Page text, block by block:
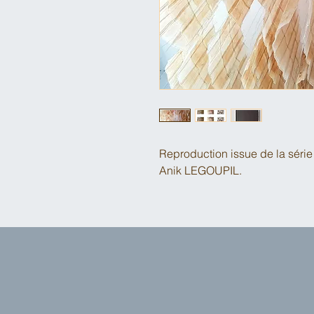
Reproduction issue de la
Anik LEGOUPIL.